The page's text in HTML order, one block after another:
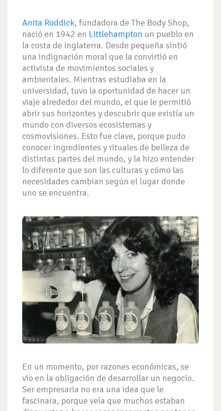
Anita Roddick, fundadora de The Body Shop,
nació en 1942 en Littlehampton un pueblo en
la costa de Inglaterra. Desde pequeña sintió
una indignación moral que la convirtió en
activista de movimientos sociales y
ambientales. Mientras estudiaba en la
universidad, tuvo la oportunidad de hacer un
viaje alrededor del mundo, el que le permitió
abrir sus horizontes y descubrir que existía un
mundo con diversos ecosistemas y
cosmovisiones. Esto fue clave, porque pudo
conocer ingredientes y rituales de belleza de
distintas partes del mundo, y la hizo entender
lo diferente que son las culturas y cómo las
necesidades cambian según el lugar donde
uno se encuentra.
En un momento, por razones económicas, se
vio en la obligación de desarrollar un negocio.
Ser empresaria no era una idea que le
fascinara, porque veía que muchos estaban